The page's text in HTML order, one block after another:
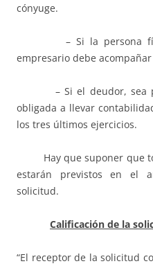
cónyuge.
– Si la persona
empresario debe
– Si el deudor, sea
obligada a llevar
los tres últimos ejercicios.
Hay que suponer que
estarán previstos en el
solicitud.
Calificación de la
“El receptor de la solicitud